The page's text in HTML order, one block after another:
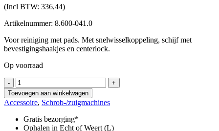
(Incl BTW: 336,44)
Artikelnummer: 8.600-041.0
Voor reiniging met pads. Met snelwisselkoppeling, schijf met
bevestigingshaakjes en centerlock.
Op voorraad
-
Padhouder,
508
mm
aantal
+
Toevoegen aan winkelwagen
Accessoire, Schrob-/zuigmachines
Gratis bezorging*
Ophalen in Echt of Weert (L)